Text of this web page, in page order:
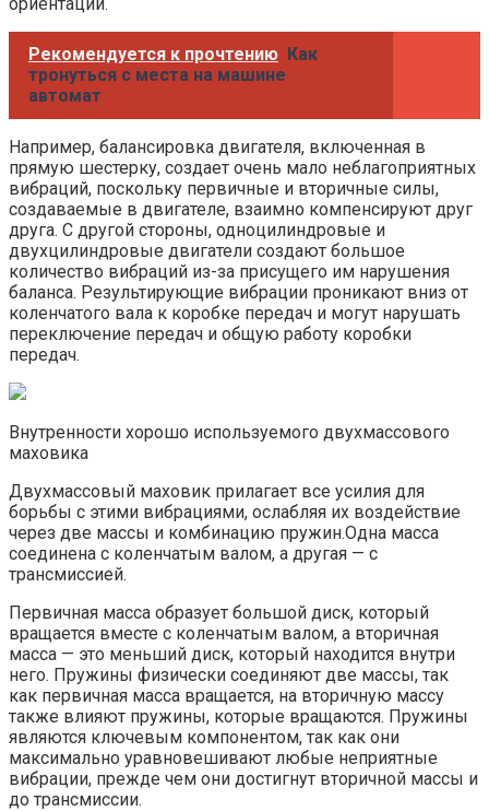
Рекомендуется к прочтению Как
тронуться с места на машине
автомат
Например, балансировка двигателя, включенная в
прямую шестерку, создает очень мало неблагоприятных
вибраций, поскольку первичные и вторичные силы,
создаваемые в двигателе, взаимно компенсируют друг
друга. С другой стороны, одноцилиндровые и
двухцилиндровые двигатели создают большое
количество вибраций из-за присущего им нарушения
баланса. Результирующие вибрации проникают вниз от
коленчатого вала к коробке передач и могут нарушать
переключение передач и общую работу коробки
передач.
Внутренности хорошо используемого двухмассового
маховика
Двухмассовый маховик прилагает все усилия для
борьбы с этими вибрациями, ослабляя их воздействие
через две массы и комбинацию пружин.Одна масса
соединена с коленчатым валом, а другая — с
трансмиссией.
Первичная масса образует большой диск, который
вращается вместе с коленчатым валом, а вторичная
масса — это меньший диск, который находится внутри
него. Пружины физически соединяют две массы, так
как первичная масса вращается, на вторичную массу
также влияют пружины, которые вращаются. Пружины
являются ключевым компонентом, так как они
максимально уравновешивают любые неприятные
вибрации, прежде чем они достигнут вторичной массы и
до трансмиссии.